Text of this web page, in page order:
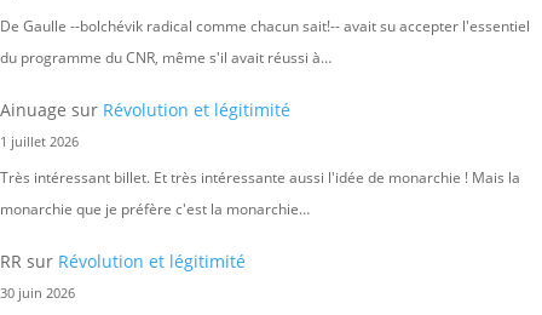
De Gaulle --bolchévik radical comme chacun sait!-- avait su accepter l'essentiel
du programme du CNR, même s'il avait réussi à…
Ainuage sur Révolution et légitimité
1 juillet 2026
Très intéressant billet. Et très intéressante aussi l'idée de monarchie ! Mais la
monarchie que je préfère c'est la monarchie…
RR sur Révolution et légitimité
30 juin 2026